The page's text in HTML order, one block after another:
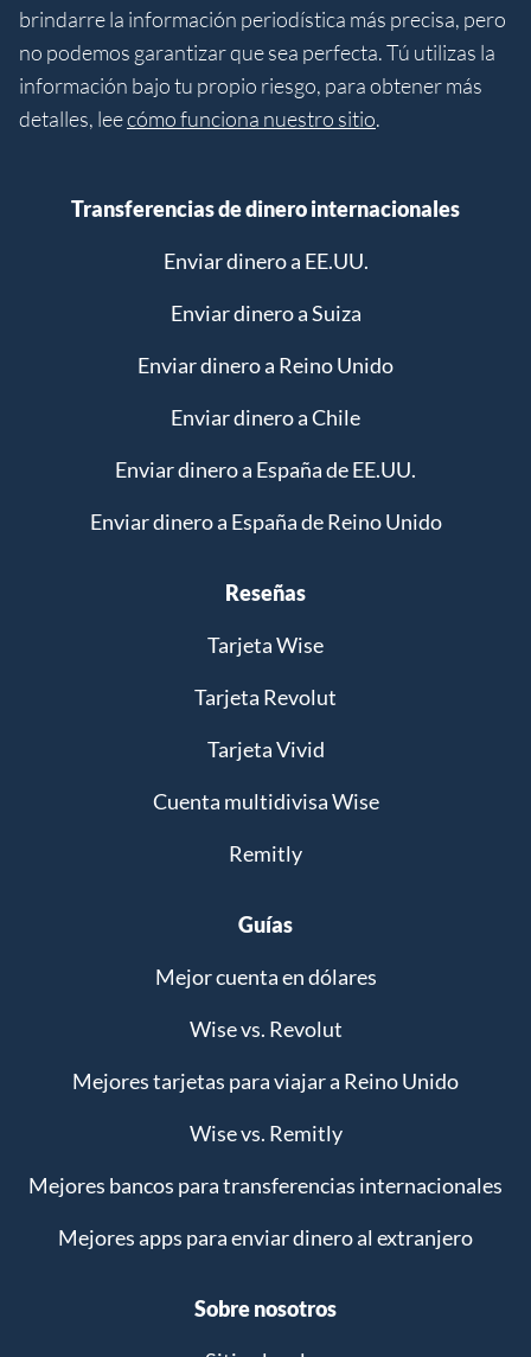
brindarre la información periodística más precisa, pero
no podemos garantizar que sea perfecta. Tú utilizas la
información bajo tu propio riesgo, para obtener más
detalles, leecómo funciona nuestro sitio.
Transferencias de dinero internacionales
Enviar dinero a EE.UU.
Enviar dinero a Suiza
Enviar dinero a Reino Unido
Enviar dinero a Chile
Enviar dinero a España de EE.UU.
Enviar dinero a España de Reino Unido
Reseñas
Tarjeta Wise
Tarjeta Revolut
Tarjeta Vivid
Cuenta multidivisa Wise
Remitly
Guías
Mejor cuenta en dólares
Wise vs. Revolut
Mejores tarjetas para viajar a Reino Unido
Wise vs. Remitly
Mejores bancos para transferencias internacionales
Mejores apps para enviar dinero al extranjero
Sobre nosotros